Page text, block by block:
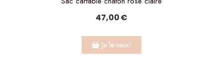
47,00€
Je le veux!